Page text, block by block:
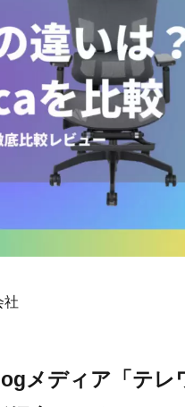
社
メディア「テレ